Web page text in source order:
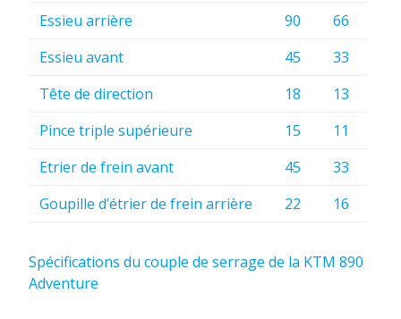
Essieu arrière 90
66
Essieu avant
45
33
Tête de direction
18
13
Pince triple supérieure
15
11
Etrier de frein avant
45
33
Goupille d’étrier de frein arrière
22 16
Spécifications du couple de serrage de la KTM 890
Adventure